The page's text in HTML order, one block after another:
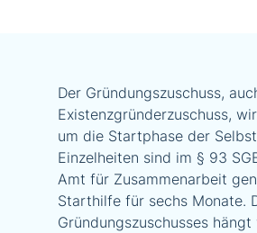
Der Gründungszuschuss,
Existenzgründerzuschuss,
um die Startphase der
Einzelheiten sind im § 93
Amt für Zusammenarbeit
Starthilfe für sechs Monate.
Gründungszuschusses